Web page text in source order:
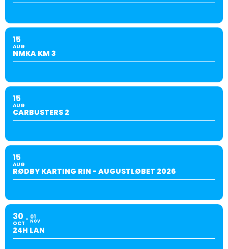
15
AUG
NMKA KM 3
15
AUG
CARBUSTERS 2
15
AUG
RØDBY KARTING RIN - AUGUSTLØBET 2026
30
OCT
01
NOV
24H LAN